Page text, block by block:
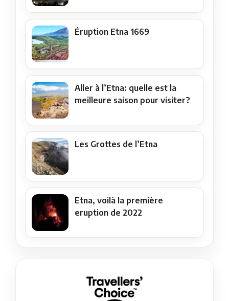
Éruption Etna 1669
Aller à l’Etna: quelle est la
meilleure saison pour visiter?
Les Grottes de l’Etna
Etna, voilà la première
eruption de 2022